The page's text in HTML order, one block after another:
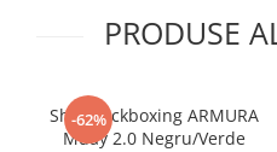
PRODUSE
-62%
Short kickboxing ARMURA
Muay 2.0 Negru/Verde